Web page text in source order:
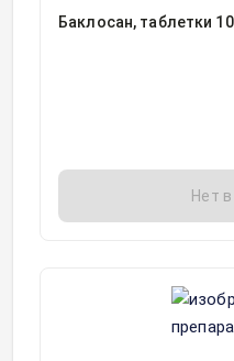
Баклосан, таблетки
Нет